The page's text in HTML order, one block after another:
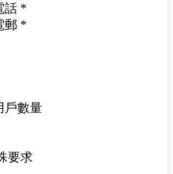
話 *
郵 *
戶數量
要求